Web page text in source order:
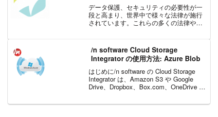
データ保護、セキュリティの必要性が一
段と高まり、世界中で様々な法律が施行
されています。これらの多くの法律や規
に対して課せられています。その 1 つと
して、今年（2018...
/n software Cloud Storage
Integrator の使用方法: Azure Blob
はじめに/n software の Cloud Storage
Integrator は、Amazon S3 や Google
Drive、Dropbox、Box.com、OneDrive な
セスでき...